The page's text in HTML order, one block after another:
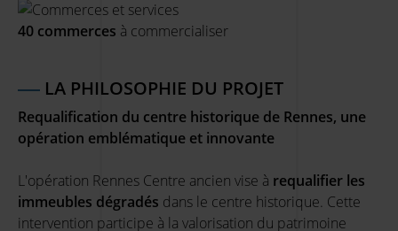
40 commerces à commercialiser
LA PHILOSOPHIE DU PROJET
Requalification du centre historique de Rennes, une
opération emblématique et innovante
L'opération Rennes Centre ancien vise à requalifier les
immeubles dégradés dans le centre historique. Cette
intervention participe à la valorisation du patrimoine